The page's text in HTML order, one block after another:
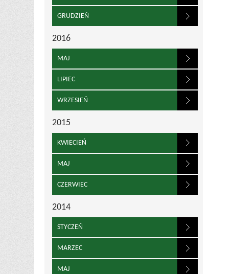
GRUDZIEŃ
2016
MAJ
LIPIEC
WRZESIEŃ
2015
KWIECIEŃ
MAJ
CZERWIEC
2014
STYCZEŃ
MARZEC
MAJ